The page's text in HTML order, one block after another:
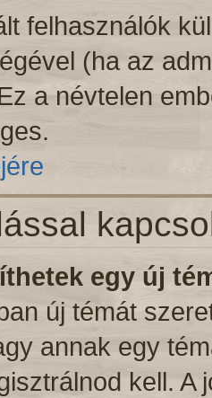
felhasználók
(ha az
a névtelen
egy új
új témát
annak egy
kell. A